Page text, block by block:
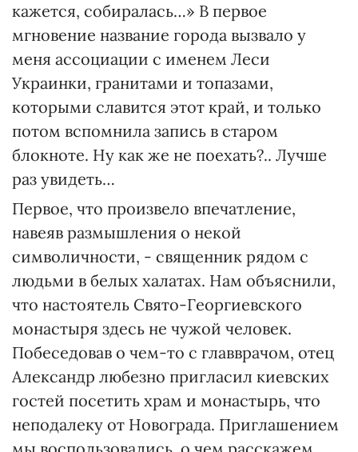
кажется, собиралась…» В первое
мгновение название города вызвало у
меня ассоциации с именем Леси
Украинки, гранитами и топазами,
которыми славится этот край, и только
потом вспомнила запись в старом
блокноте. Ну как же не поехать?.. Лучше
раз увидеть…
Первое, что произвело впечатление,
навеяв размышления о некой
символичности, - священник рядом с
людьми в белых халатах. Нам объяснили,
что настоятель Свято-Георгиевского
монастыря здесь не чужой человек.
Побеседовав о чем-то с главврачом, отец
Александр любезно пригласил киевских
гостей посетить храм и монастырь, что
неподалеку от Новограда. Приглашением